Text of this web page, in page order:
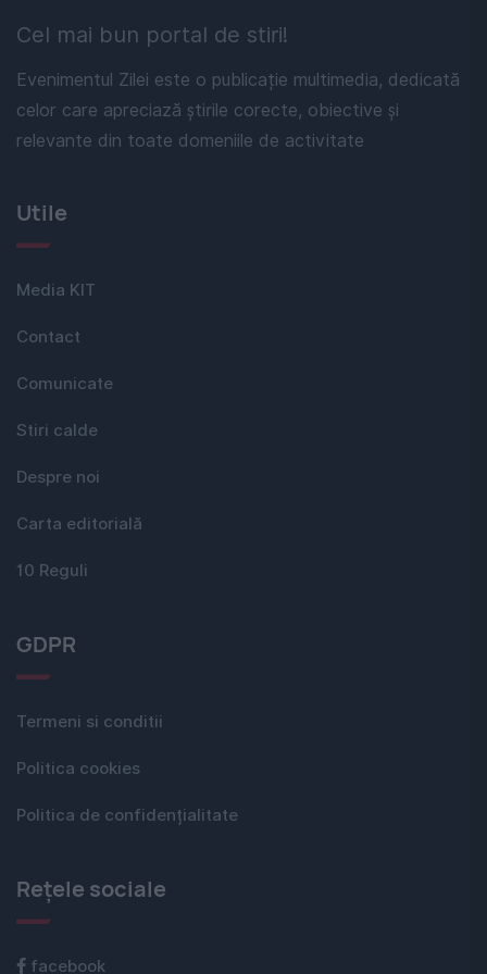
Cel mai bun portal de stiri!
Evenimentul Zilei este o publicație multimedia, dedicată
celor care apreciază știrile corecte, obiective și
relevante din toate domeniile de activitate
Utile
Media KIT
Contact
Comunicate
Stiri calde
Despre noi
Carta editorială
10 Reguli
GDPR
Termeni si conditii
Politica cookies
Politica de confidențialitate
Rețele sociale
facebook